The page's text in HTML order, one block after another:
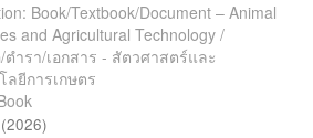
Book/Textbook/Document – Animal
and Agricultural Technology /
ำรา/เอกสาร - สัตวศาสตร์และ
ลยีการเกษตร
(2026)